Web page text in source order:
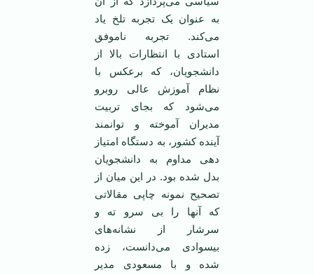
به عنوان یک تجربه تلخ یاد
می‌کند. تجربه ناموفق
استادی با انتظارات بالا از
دانشجویان، که برعکس با
نظام آموزش عالی روبرو
می‌شود که بجای تربیت
مدیران آموخته و توانمند
آینده کشور، به دستگاه امتیاز
دهی مداوم به دانشجویان
بدل شده بود. در این میان از
تصحیح نمونه چاپی مقالاتی
که آنها را بی سرو ته و
سرشار از نشانه‌های
بیسوادی می‌دانست، زده
شده و با مسعودی مدیر